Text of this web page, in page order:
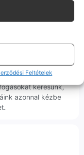
Feltételek
nálunk alap.
keresünk,
azonnal kézbe